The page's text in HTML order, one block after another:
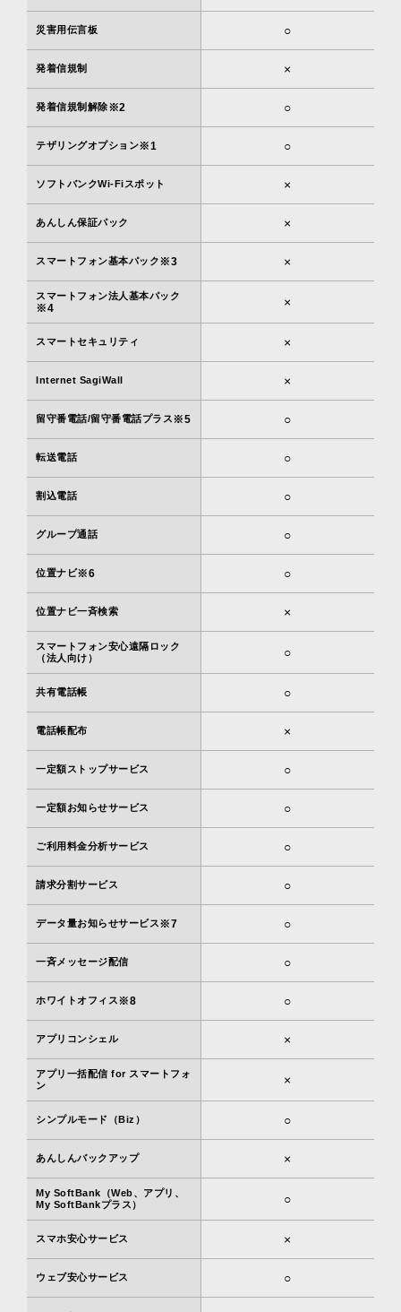
災害用伝言板 ○
発着信規制 ×
発着信規制解除※2 ○
テザリングオプション※1 ○
ソフトバンクWi-Fiスポット ×
あんしん保証パック ×
スマートフォン基本パック※3 ×
スマートフォン法人基本パック
※4 ×
スマートセキュリティ ×
Internet SagiWall ×
留守番電話/留守番電話プラス※5 ○
転送電話 ○
割込電話 ○
グループ通話 ○
位置ナビ※6 ○
位置ナビ一斉検索 ×
スマートフォン安心遠隔ロック
（法人向け）
○
共有電話帳 ○
電話帳配布 ×
一定額ストップサービス ○
一定額お知らせサービス ○
ご利用料金分析サービス ○
請求分割サービス ○
データ量お知らせサービス※7 ○
一斉メッセージ配信 ○
ホワイトオフィス※8 ○
アプリコンシェル ×
アプリ一括配信 for スマートフォ
ン
×
シンプルモード（Biz） ○
あんしんバックアップ ×
My SoftBank（Web、アプリ、
My SoftBankプラス）
○
スマホ安心サービス ×
ウェブ安心サービス ○